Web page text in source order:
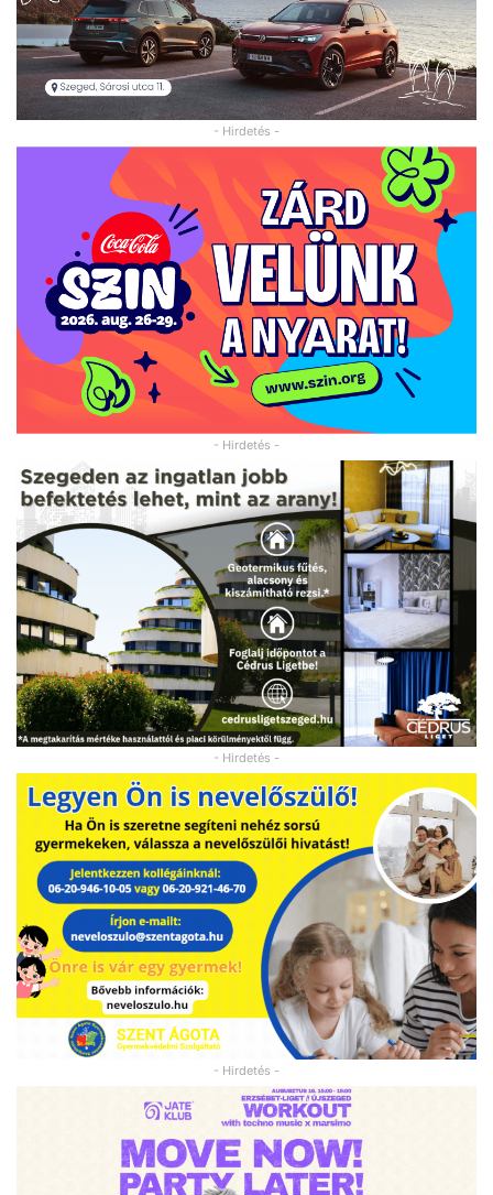
- Hirdetés -
- Hirdetés -
- Hirdetés -
- Hirdetés -